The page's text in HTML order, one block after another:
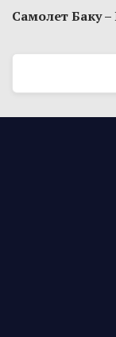
Самолет Баку